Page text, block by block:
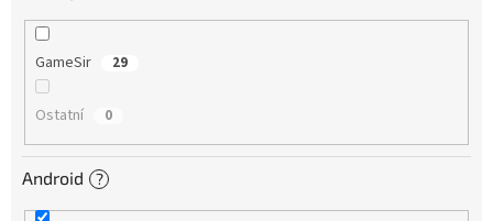
GameSir 29
Ostatní 0
Android ?